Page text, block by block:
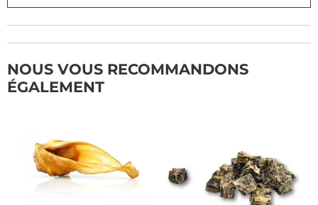
NOUS VOUS RECOMMANDONS
ÉGALEMENT